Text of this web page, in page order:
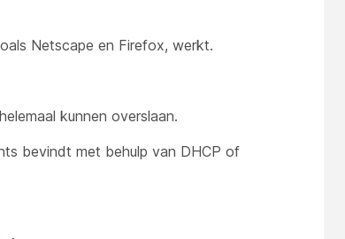
Netscape en Firefox, werkt.
kunnen overslaan.
bevindt met behulp van DHCP of